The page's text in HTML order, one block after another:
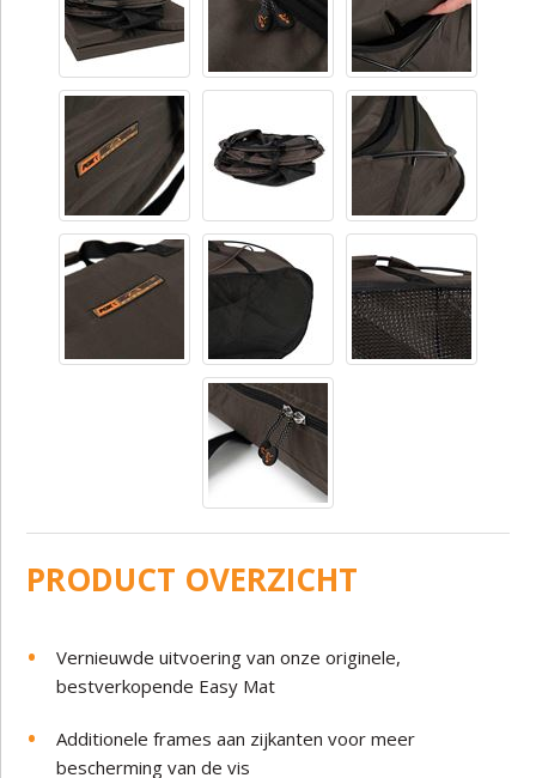
PRODUCT OVERZICHT
Vernieuwde uitvoering van onze originele,
bestverkopende Easy Mat
Additionele frames aan zijkanten voor meer
bescherming van de vis